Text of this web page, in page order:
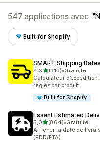
547 applications avec
Built for Shopify
SMART Shipping
4,9étoile(s) sur 5
(313)
313 avis au total
•Gratuite
Calculateur
règles par produit
Built for Shopify
Essent Estimated
5,0étoile(s) sur 5
(864)
864 avis au total
•Gratuite
Afficher la date de
(EDD/ETA)